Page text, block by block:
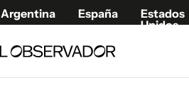
Argentina España
Estados
Unidos